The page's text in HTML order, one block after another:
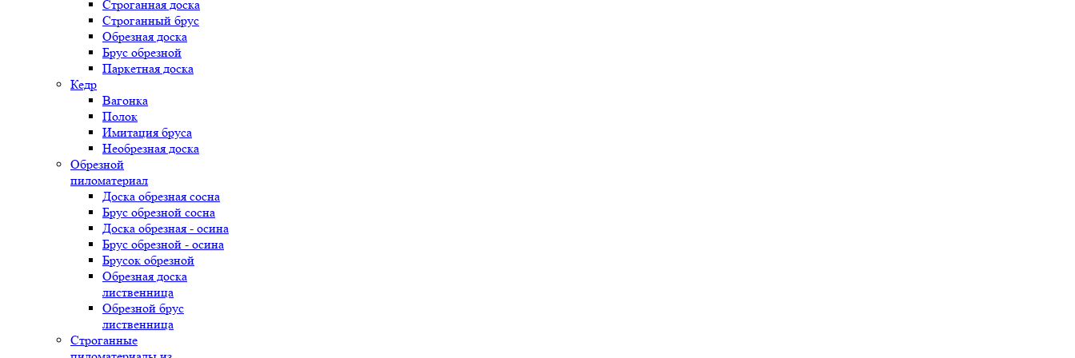
Строганная доска
Строганный брус
Обрезная доска
Брус обрезной
Паркетная доска
Кедр
Вагонка
Полок
Имитация бруса
Необрезная доска
Обрезной
пиломатериал
Доска обрезная сосна
Брус обрезной сосна
Доска обрезная - осина
Брус обрезной - осина
Брусок обрезной
Обрезная доска
лиственница
Обрезной брус
лиственница
Строганные